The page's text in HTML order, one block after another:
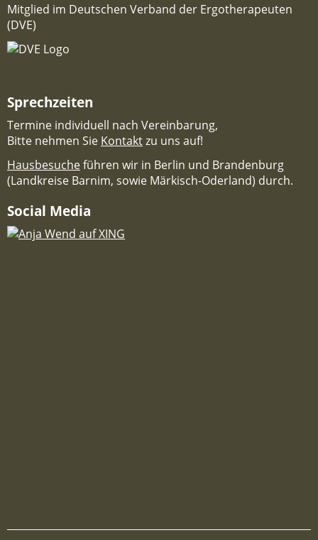
Mitglied im Deutschen Verband der Ergotherapeuten
(DVE)
Sprechzeiten
Termine individuell nach Vereinbarung,
Bitte nehmen Sie Kontaktzu uns auf!
Hausbesucheführen wir in Berlin und Brandenburg
(Landkreise Barnim, sowie Märkisch-Oderland) durch.
Social Media